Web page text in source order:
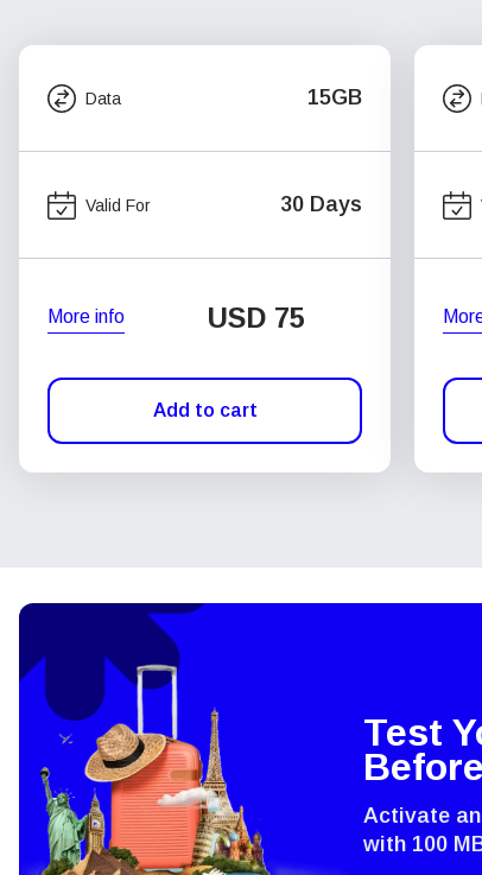
Data 15GB
Valid For 30 Days
More info USD 75
Add to cart
Test
Activate
with 100